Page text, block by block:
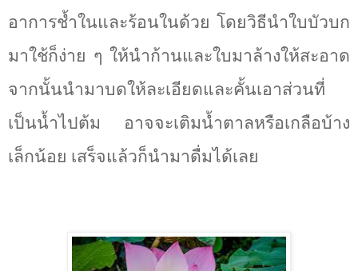
อาการช้ำในและร้อนในด้วย โดยวิธีนำใบบัวบก
มาใช้ก็ง่าย ๆ ให้นำก้านและใบมาล้างให้สะอาด
จากนั้นนำมาบดให้ละเอียดและคั้นเอาส่วนที่
เป็นน้ำไปต้ม
อาจจะเติมน้ำตาลหรือเกลือบ้าง
เล็กน้อย เสร็จแล้วก็นำมาดื่มได้เลย